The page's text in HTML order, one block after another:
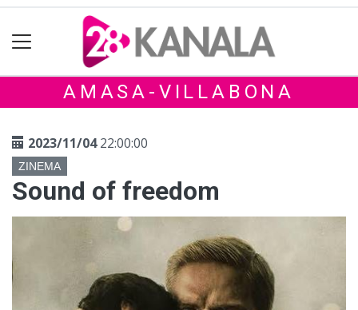
AMASA-VILLABONA
2023/11/0422:00:00
ZINEMA
Sound of freedom